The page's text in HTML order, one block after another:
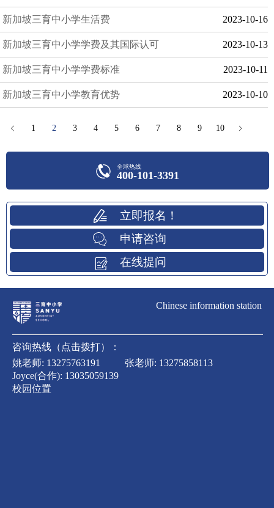
新加坡三育中小学生活费 2023-10-16
新加坡三育中小学学费及其国际认可 2023-10-13
新加坡三育中小学学费标准 2023-10-11
新加坡三育中小学教育优势 2023-10-10
1 2 3 4 5 6 7 8 9 10
全球热线
400-101-3391
立即报名！
申请咨询
在线提问
Chinese information station
咨询热线（点击拨打）：
姚老师: 13275763191 张老师: 13275858113
Joyce(合作): 13035059139
校园位置